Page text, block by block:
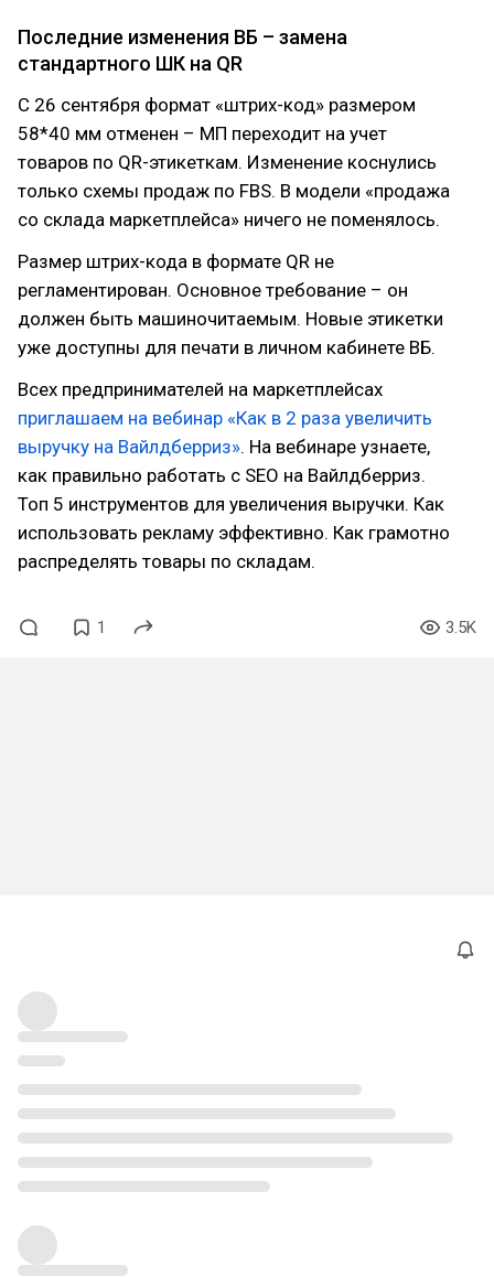
Последние изменения ВБ – замена
стандартного ШК на QR
С 26 сентября формат «штрих-код» размером
58*40 мм отменен – МП переходит на учет
товаров по QR-этикеткам. Изменение коснулись
только схемы продаж по FBS. В модели «продажа
со склада маркетплейса» ничего не поменялось.
Размер штрих-кода в формате QR не
регламентирован. Основное требование – он
должен быть машиночитаемым. Новые этикетки
уже доступны для печати в личном кабинете ВБ.
Всех предпринимателей на маркетплейсах
приглашаем на вебинар «Как в 2 раза увеличить
выручку на Вайлдберриз». На вебинаре узнаете,
как правильно работать с SEO на Вайлдберриз.
Топ 5 инструментов для увеличения выручки. Как
использовать рекламу эффективно. Как грамотно
распределять товары по складам.
1 3.5K